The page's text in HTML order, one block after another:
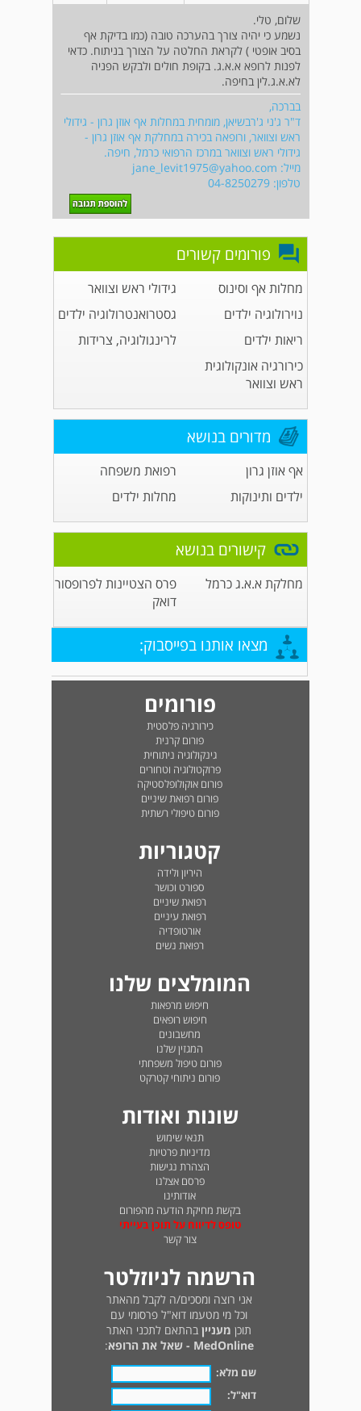
שלום, טלי.
נשמע כי יהיה צורך בהערכה טובה (כמו בדיקת אף
בסיב אופטי ) לקראת החלטה על הצורך בניתוח. כדאי
לפנות לרופא א.א.ג. בקופת חולים ולבקש הפניה
לא.א.ג.לין בחיפה.
בברכה,
ד"ר ג'ני ג'רבשיאן, מומחית במחלות אף אוזן גרון - גידולי
ראש וצוואר, ורופאה בכירה במחלקת אף אוזן גרון -
גידולי ראש וצוואר במרכז הרפואי כרמל, חיפה.
מייל: jane_levit1975@yahoo.com
טלפון: 04-8250279
פורומים קשורים
מחלות אף וסינוס
גידולי ראש וצוואר
נוירולוגיה ילדים
גסטרואנטרולוגיה ילדים
ריאות ילדים
לרינגולוגיה, צרידות
כירורגיה אונקולוגית
ראש וצוואר
מדורים בנושא
אף אוזן גרון
רפואת משפחה
ילדים ותינוקות
מחלות ילדים
קישורים בנושא
מחלקת א.א.ג כרמל
פרס הצטיינות לפרופסור
דואק
מצאו אותנו בפייסבוק:
פורומים
כירורגיה פלסטית
פורום קרנית
גינקולוגיה ניתוחית
פרוקטולוגיה וטחורים
פורום אוקולופלסטיקה
פורום רפואת שיניים
פורום טיפולי רשתית
קטגוריות
היריון ולידה
ספורט וכושר
רפואת שיניים
רפואת עיניים
אורטופדיה
רפואת נשים
המומלצים שלנו
חיפוש מרפאות
חיפוש רופאים
מחשבונים
המגזין שלנו
פורום טיפול משפחתי
פורום ניתוחי קטרקט
שונות ואודות
תנאי שימוש
מדיניות פרטיות
הצהרת נגישות
פרסם אצלנו
אודותינו
בקשת מחיקת הודעה מהפורום
טופס לדיווח על תוכן בעייתי
צור קשר
הרשמה לניוזלטר
אני רוצה ומסכים/ה לקבל מהאתר
וכל מי מטעמו דוא"ל פרסומי עם
תוכן מעניין בהתאם לתכני האתר
MedOnline - שאל את הרופא
:
שם מלא:
דוא"ל: